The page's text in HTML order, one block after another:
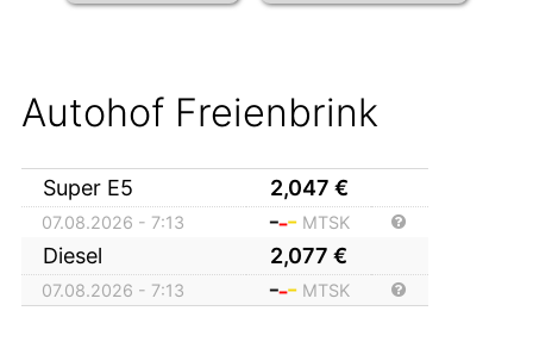
Autohof Freienbrink
Super E5 2,047 €
07.08.2026 - 7:13 MTSK
Diesel 2,077 €
07.08.2026 - 7:13 MTSK